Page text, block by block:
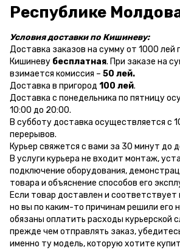
Республике
Условия доставки по Кишиневу:
Доставка заказов на сумму от 1000 лей
Кишиневу бесплатная. При заказе на
взимается комиссия – 50 лей.
Доставка в пригород 100 лей.
Доставка с понедельника по пятницу
10:00 до 20:00.
В субботу доставка осуществляется с
перерывов.
Курьер свяжется с вами за 30 минут до
В услуги курьера не входит монтаж,
подключение оборудования,
товара и объяснение способов его
Если товар доставлен и соответствует
но вы по каким-то причинам решили его
обязаны оплатить расходы курьерской
прежде чем отправлять заказ,
именно ту модель, которую хотите